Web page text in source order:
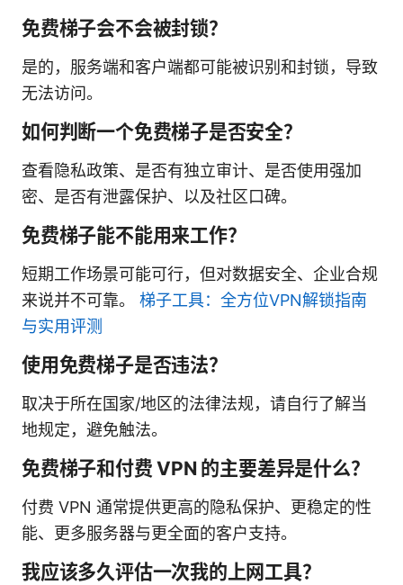
免费梯子会不会被封锁？
是的，服务端和客户端都可能被识别和封锁，导致
无法访问。
如何判断一个免费梯子是否安全？
查看隐私政策、是否有独立审计、是否使用强加
密、是否有泄露保护、以及社区口碑。
免费梯子能不能用来工作？
短期工作场景可能可行，但对数据安全、企业合规
来说并不可靠。 梯子工具：全方位VPN解锁指南
与实用评测
使用免费梯子是否违法？
取决于所在国家/地区的法律法规，请自行了解当
地规定，避免触法。
免费梯子和付费 VPN 的主要差异是什么？
付费 VPN 通常提供更高的隐私保护、更稳定的性
能、更多服务器与更全面的客户支持。
我应该多久评估一次我的上网工具？